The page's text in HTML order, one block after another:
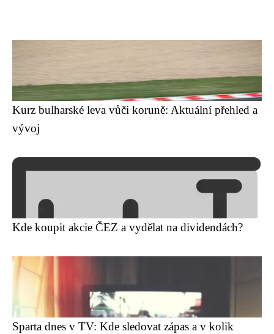
Kurz bulharské leva vůči koruně: Aktuální přehled a
vývoj
Kde koupit akcie ČEZ a vydělat na dividendách?
Sparta dnes v TV: Kde sledovat zápas a v kolik